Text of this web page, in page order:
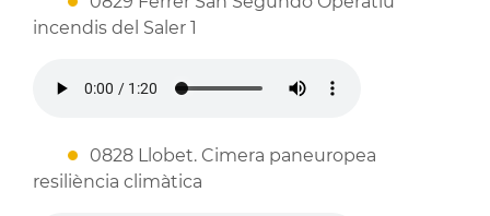
incendis del Saler 1
0828 Llobet. Cimera paneuropea
resiliència climàtica